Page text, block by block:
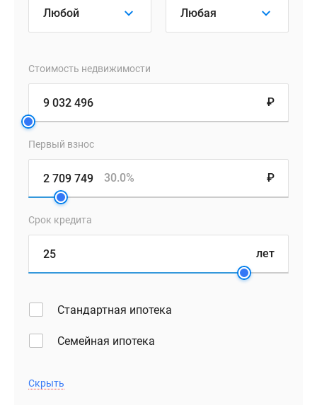
выразительной
Пластичные
фасады
художественной
кирпичной
кладкой
вставками
металла
французские
балконы,
эркеры
террасы
Стоимость недвижимости
₽
Первый взнос
₽
30.0%
Срок кредита
лет
Стандартная ипотека
Семейная ипотека
Скрыть